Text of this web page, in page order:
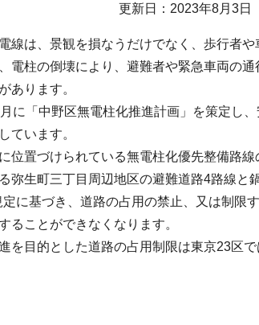
更新日：2023年8月3日
線は、景観を損なうだけでなく、歩行者
電柱の倒壊により、避難者や緊急車両の
あります。
に「中野区無電柱化推進計画」を策定し
ています。
位置づけられている無電柱化優先整備路
弥生町三丁目周辺地区の避難道路4路線と
に基づき、道路の占用の禁止、又は制限
ることができなくなります。
を目的とした道路の占用制限は東京23区